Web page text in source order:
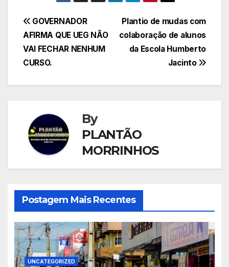
Navegação
de
Post
Plantio de mudas com
colaboração de alunos
da Escola Humberto
Jacinto
GOVERNADOR
AFIRMA QUE UEG NÃO
VAI FECHAR NENHUM
CURSO.
By
PLANTÃO
MORRINHOS
Postagem Mais Recentes
UNCATEGORIZED